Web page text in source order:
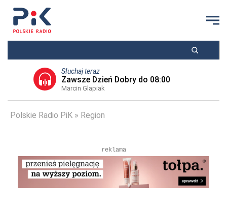
Słuchaj teraz
Zawsze Dzień Dobry do 08:00
Marcin Glapiak
Polskie Radio PiK Region
reklama